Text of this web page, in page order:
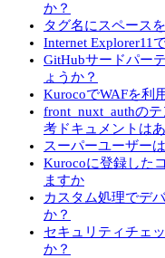
か？
タグ名にスペース
Internet Explorer11
GitHubサードパー
ょうか？
KurocoでWAFを利
front_nuxt_authの
考ドキュメントは
スーパーユーザー
Kurocoに登録した
ますか
カスタム処理でデ
か？
セキュリティチェ
か？